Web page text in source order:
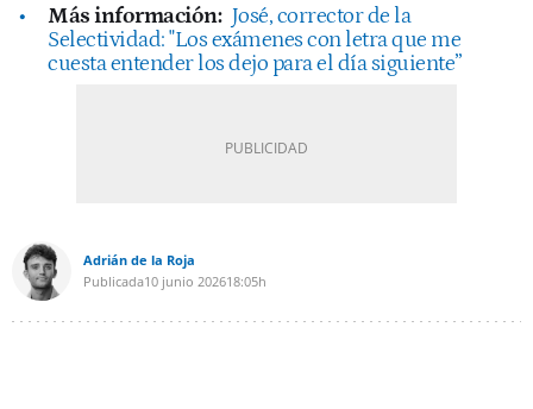
Más información: José, corrector de la
Selectividad: "Los exámenes con letra que me
cuesta entender los dejo para el día siguiente”
Adrián de la Roja
Publicada10 junio 202618:05h